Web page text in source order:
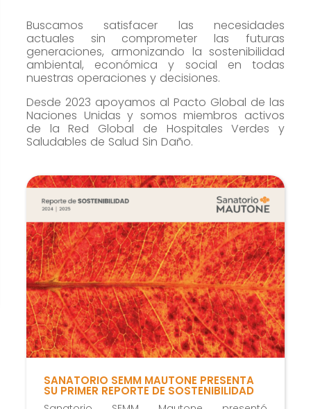
Buscamos satisfacer las necesidades
actuales sin comprometer las futuras
generaciones, armonizando la sostenibilidad
ambiental, económica y social en todas
nuestras operaciones y decisiones.
Desde 2023 apoyamos al Pacto Global de las
Naciones Unidas y somos miembros activos
de la Red Global de Hospitales Verdes y
Saludables de Salud Sin Daño.
SANATORIO SEMM MAUTONE PRESENTA
SU PRIMER REPORTE DE SOSTENIBILIDAD
funcione la
web.
Estadísticas
Para que
podamos
mejorar la
y estructura
de la web, en
cómo se usa
la web.
Experiencia
Para que
nuestra web
funcione lo
durante tu